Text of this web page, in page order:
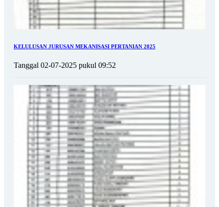
KELULUSAN JURUSAN MEKANISASI PERTANIAN 2025
Tanggal 02-07-2025 pukul 09:52